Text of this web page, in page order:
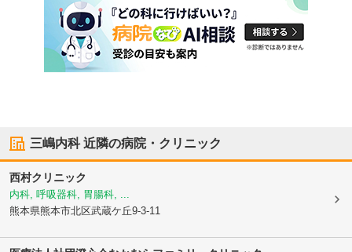
三嶋内科近隣の病院・クリニック
西村クリニック
内科, 呼吸器科, 胃腸科, ...
熊本県熊本市北区武蔵ケ丘9-3-11